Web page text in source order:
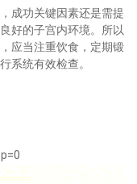
成功关键因素还是需提
好的子宫内环境。所以
应当注重饮食，定期锻
系统有效检查。